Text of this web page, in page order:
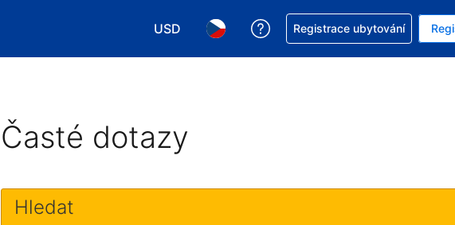
USD
Vyberte si měnu. Aktuálně zvolená měna:
Vyberte si jazyk. Aktuálně zvolený
Asistence s rezervací
Registrace ubytování
Časté dotazy
Hledat